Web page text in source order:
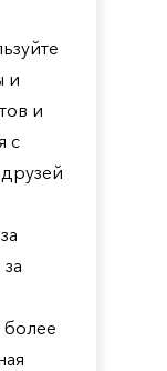
и
и
с
более